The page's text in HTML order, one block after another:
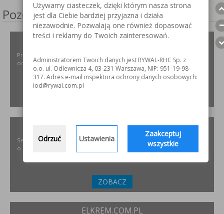
Pozostałe serwisy firmy
ODPYLAMY.PL
Projektowanie i dobór, montaż, serwis instalacji i urządzeń
odpylających dla różnych gałęzi przemysłu.
SZLIFOWANIE.INFO
Serwis internetowy poświęcony obróbce stali nierdzewnej. Wszystko
o materiałach, urządzeniach i technologiach.
ZOBACZ
ELKREM.COM.PL
Używamy ciasteczek, dzięki którym nasza strona
jest dla Ciebie bardziej przyjazna i działa
niezawodnie. Pozwalają one również dopasować
treści i reklamy do Twoich zainteresowań.
Administratorem Twoich danych jest RYWAL-RHC Sp. z
o.o. ul. Odlewnicza 4, 03-231 Warszawa, NIP: 951-19-98-
317. Adres e-mail inspektora ochrony danych osobowych:
iod@rywal.com.pl
Odrzuć Ustawienia
Zaakceptuj
wszystkie